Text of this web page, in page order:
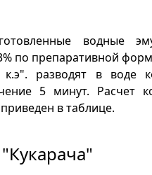
водные
по препаративной
разводят в воде
5 минут. Расчет
приведен в